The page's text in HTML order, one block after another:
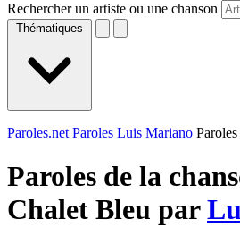
Rechercher un artiste ou une chanson
Thématiques
Paroles.net Paroles Luis Mariano
Paroles de la
Chalet Bleu par